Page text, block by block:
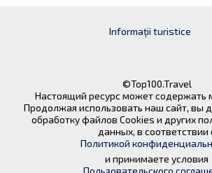
Informații turistice
©Top100.Travel
Настоящий ресурс может содержать
Продолжая использовать наш сайт, вы
обработку файлов Cookies и других
данных, в соответствии
Политикой
и принимаете условия
Пользовательского